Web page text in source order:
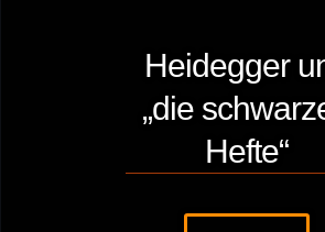
Heidegger
„die
Hefte“